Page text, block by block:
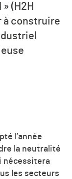
(H2H
à construire
l’année
la neutralité
nécessitera
les secteurs